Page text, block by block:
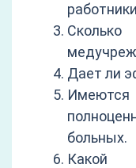
Дает ли
больных.
Какой